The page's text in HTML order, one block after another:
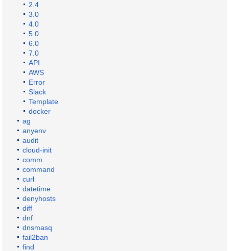
2.4
3.0
4.0
5.0
6.0
7.0
API
AWS
Error
Slack
Template
docker
ag
anyenv
audit
cloud-init
comm
command
curl
datetime
denyhosts
diff
dnf
dnsmasq
fail2ban
find